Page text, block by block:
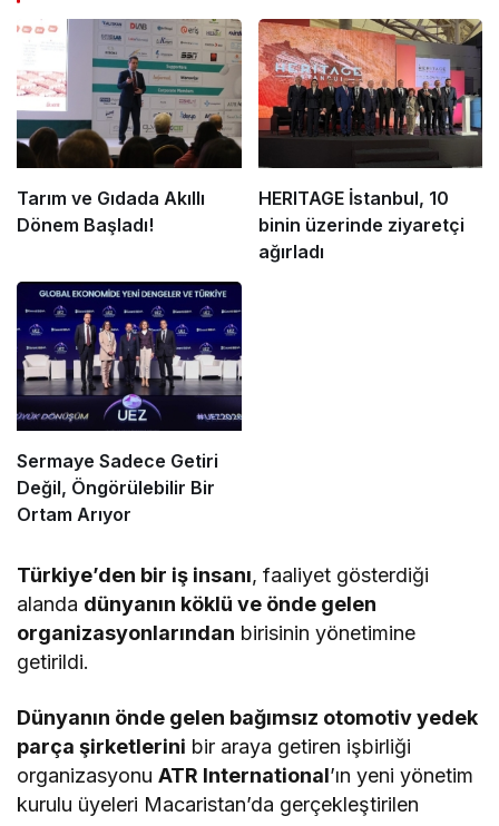
Tarım ve Gıdada Akıllı
Dönem Başladı!
HERITAGE İstanbul, 10
binin üzerinde ziyaretçi
ağırladı
Sermaye Sadece Getiri
Değil, Öngörülebilir Bir
Ortam Arıyor
Türkiye’den bir iş insanı, faaliyet gösterdiği
alanda dünyanın köklü ve önde gelen
organizasyonlarından birisinin yönetimine
getirildi.
Dünyanın önde gelen bağımsız otomotiv yedek
parça şirketlerini bir araya getiren işbirliği
organizasyonuATR International’ın yeni yönetim
kurulu üyeleri Macaristan’da gerçekleştirilen